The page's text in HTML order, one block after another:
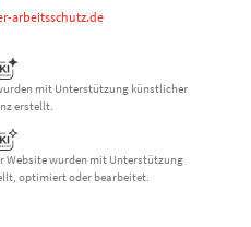
arbeitsschutz.de
mit Unterstützung künstlicher
erstellt.
Website wurden mit Unterstützung
optimiert oder bearbeitet.